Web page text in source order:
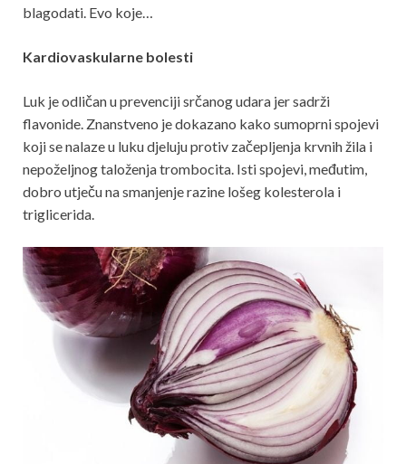
blagodati. Evo koje…
Kardiovaskularne bolesti
Luk je odličan u prevenciji srčanog udara jer sadrži
flavonide. Znanstveno je dokazano kako sumoprni spojevi
koji se nalaze u luku djeluju protiv začepljenja krvnih žila i
nepoželjnog taloženja trombocita. Isti spojevi, međutim,
dobro utječu na smanjenje razine lošeg kolesterola i
triglicerida.